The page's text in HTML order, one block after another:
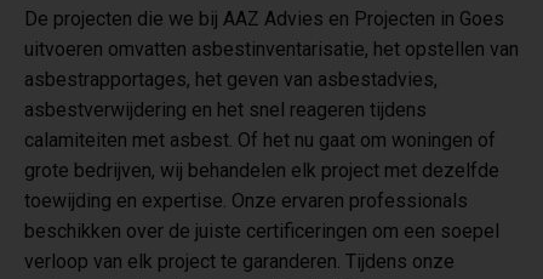
De projecten die we bij AAZ Advies en Projecten in Goes
uitvoeren omvatten asbestinventarisatie, het opstellen van
asbestrapportages, het geven van asbestadvies,
asbestverwijdering en het snel reageren tijdens
calamiteiten met asbest. Of het nu gaat om woningen of
grote bedrijven, wij behandelen elk project met dezelfde
toewijding en expertise. Onze ervaren professionals
beschikken over de juiste certificeringen om een soepel
verloop van elk project te garanderen. Tijdens onze